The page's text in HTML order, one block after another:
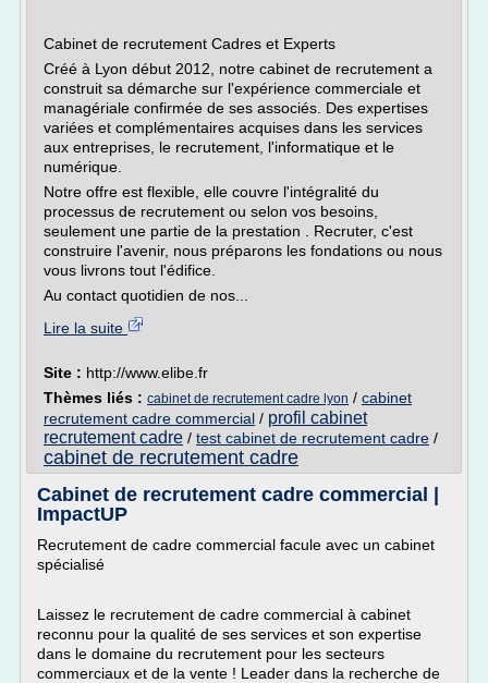
Cabinet de recrutement Cadres et Experts
Créé à Lyon début 2012, notre cabinet de recrutement a
construit sa démarche sur l'expérience commerciale et
managériale confirmée de ses associés. Des expertises
variées et complémentaires acquises dans les services
aux entreprises, le recrutement, l'informatique et le
numérique.
Notre offre est flexible, elle couvre l'intégralité du
processus de recrutement ou selon vos besoins,
seulement une partie de la prestation . Recruter, c'est
construire l'avenir, nous préparons les fondations ou nous
vous livrons tout l'édifice.
Au contact quotidien de nos...
Lire la suite
Site : http://www.elibe.fr
Thèmes liés : cabinet de recrutement cadre lyon / cabinet
recrutement cadre commercial / profil cabinet
recrutement cadre / test cabinet de recrutement cadre /
cabinet de recrutement cadre
Cabinet de recrutement cadre commercial |
ImpactUP
Recrutement de cadre commercial facule avec un cabinet
spécialisé
Laissez le recrutement de cadre commercial à cabinet
reconnu pour la qualité de ses services et son expertise
dans le domaine du recrutement pour les secteurs
commerciaux et de la vente ! Leader dans la recherche de